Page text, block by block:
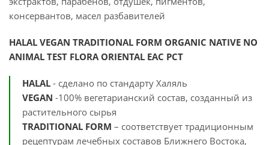
консервантов, масел разбавителей
HALAL VEGAN TRADITIONAL FORM ORGANIC NATIVE NO
ANIMAL TEST FLORA ORIENTAL EАС РСТ
HALAL - сделано по стандарту Халяль
VEGAN -100% вегетарианский состав, созданный из
растительного сырья
TRADITIONAL FORM – соответствует традиционным
рецептурам лечебных составов Ближнего Востока,